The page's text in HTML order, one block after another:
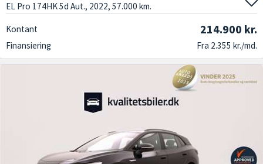
EL Pro 174HK 5d Aut., 2022, 57.000 km.
Kontant 214.900 kr.
Finansiering Fra 2.355 kr./md.